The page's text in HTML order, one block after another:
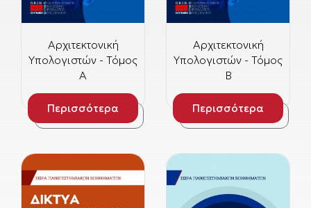
Αρχιτεκτονική
Υπολογιστών - Τόμος
Α
Περισσότερα
Αρχιτεκτονική
Υπολογιστών - Τόμος
Β
Περισσότερα